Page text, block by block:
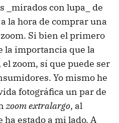
_mirados con lupa_ de
la hora de comprar una
Si bien el primero
la importancia que la
zoom, sí que puede ser
Yo mismo he
fotográfica un par de
zoom extralargo, al
estado a mi lado. A